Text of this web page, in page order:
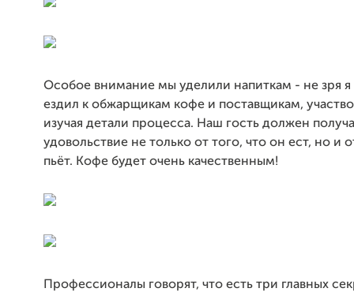
Особое внимание мы уделили напиткам - не зря я
ездил к обжарщикам кофе и поставщикам,
изучая детали процесса. Наш гость должен
удовольствие не только от того, что он ест, но и
пьёт. Кофе будет очень качественным!
Профессионалы говорят, что есть три главных